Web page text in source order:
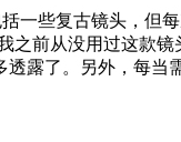
一些复古镜头，但
前从没用过这款
露了。另外，每当